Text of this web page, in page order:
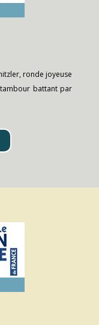
ronde joyeuse
battant par